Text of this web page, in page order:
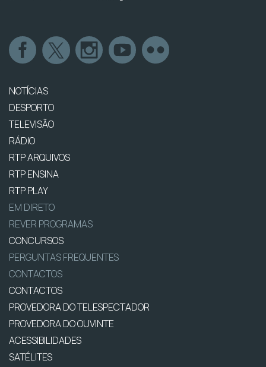
NOTÍCIAS
DESPORTO
TELEVISÃO
RÁDIO
RTP ARQUIVOS
RTP ENSINA
RTP PLAY
EM DIRETO
REVER PROGRAMAS
CONCURSOS
PERGUNTAS FREQUENTES
CONTACTOS
CONTACTOS
PROVEDORA DO TELESPECTADOR
PROVEDORA DO OUVINTE
ACESSIBILIDADES
SATÉLITES